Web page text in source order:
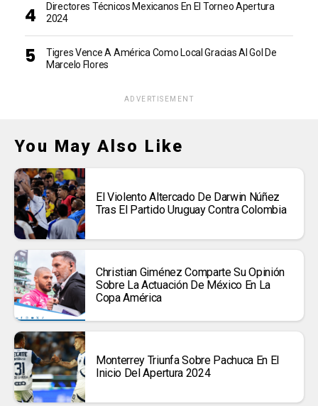
Directores Técnicos Mexicanos En El Torneo Apertura
2024
Tigres Vence A América Como Local Gracias Al Gol De
Marcelo Flores
ADVERTISEMENT
You May Also Like
El Violento Altercado De Darwin Núñez
Tras El Partido Uruguay Contra Colombia
Christian Giménez Comparte Su Opinión
Sobre La Actuación De México En La
Copa América
Monterrey Triunfa Sobre Pachuca En El
Inicio Del Apertura 2024